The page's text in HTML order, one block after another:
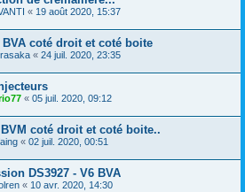
« 19 août 2020, 15:37
coté droit et coté boite
« 24 juil. 2020, 23:35
« 05 juil. 2020, 09:12
coté droit et coté boite..
« 02 juil. 2020, 00:51
DS3927 - V6 BVA
« 10 avr. 2020, 14:30